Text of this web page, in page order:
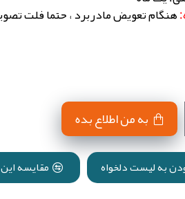
هنگام تعویض مادربرد ، حتما فلت
به من اطلاع بده
به لیست دلخواه مقایسه این